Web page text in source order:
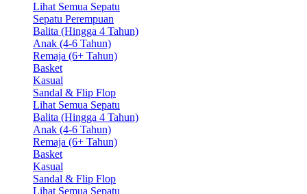
Lihat Semua Sepatu
Sepatu Perempuan
Balita (Hingga 4 Tahun)
Anak (4-6 Tahun)
Remaja (6+ Tahun)
Basket
Kasual
Sandal & Flip Flop
Lihat Semua Sepatu
Balita (Hingga 4 Tahun)
Anak (4-6 Tahun)
Remaja (6+ Tahun)
Basket
Kasual
Sandal & Flip Flop
Lihat Semua Sepatu